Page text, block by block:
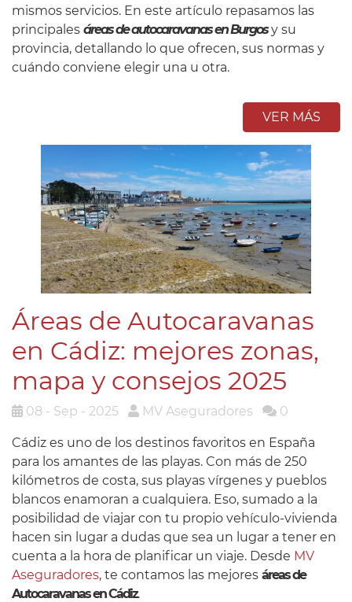
mismos servicios. En este artículo repasamos las
principales áreas de autocaravanas en Burgosy su
provincia, detallando lo que ofrecen, sus normas y
cuándo conviene elegir una u otra.
VER MÁS
Áreas de Autocaravanas
en Cádiz: mejores zonas,
mapa y consejos 2025
08 - Sep - 2025 MV Aseguradores 0
Cádiz es uno de los destinos favoritos en España
para los amantes de las playas. Con más de 250
kilómetros de costa, sus playas vírgenes y pueblos
blancos enamoran a cualquiera. Eso, sumado a la
posibilidad de viajar con tu propio vehículo-vivienda
hacen sin lugar a dudas que sea un lugar a tener en
cuenta a la hora de planificar un viaje. Desde MV
Aseguradores, te contamos las mejores áreas de
Autocaravanas en Cádiz.